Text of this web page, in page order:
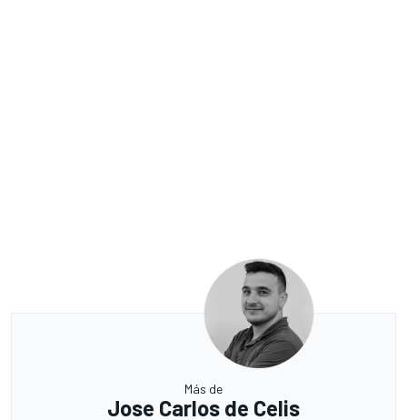
Más de
Jose Carlos de Celis